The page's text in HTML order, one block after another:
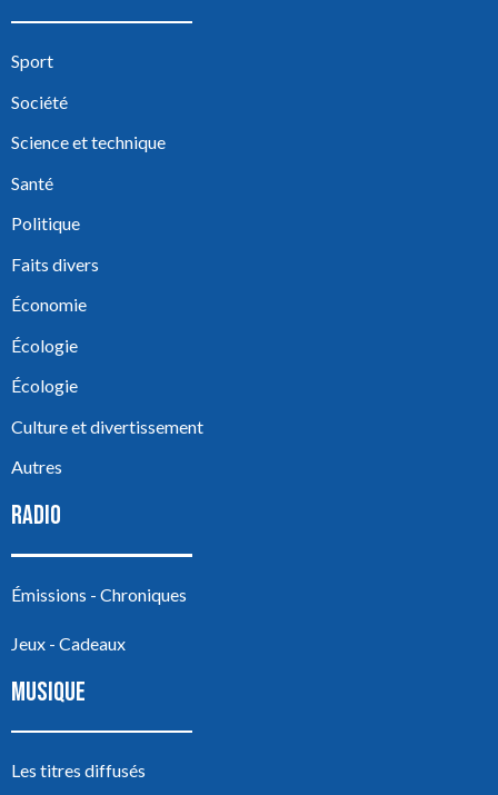
Sport
Société
Science et technique
Santé
Politique
Faits divers
Économie
Écologie
Écologie
Culture et divertissement
Autres
RADIO
Émissions - Chroniques
Jeux - Cadeaux
MUSIQUE
Les titres diffusés